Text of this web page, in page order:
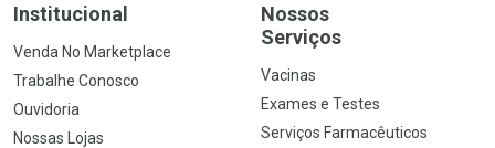
Institucional
Venda No Marketplace
Trabalhe Conosco
Ouvidoria
Nossas Lojas
Nossos
Serviços
Vacinas
Exames e Testes
Serviços Farmacêuticos